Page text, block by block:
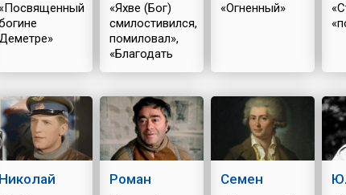
«Посвященный
«Яхве (Бог)
смилостивился,
помиловал»,
«Благодать
Божия»
«Огненный»
Николай Роман Семен